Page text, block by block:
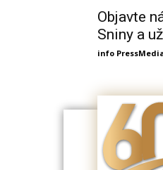
Objavte
Sniny a
info